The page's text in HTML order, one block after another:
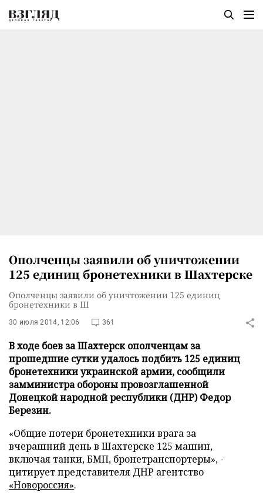
Ополченцы заявили об уничтожении
125 единиц бронетехники в Шахтерске
Ополченцы заявили об уничтожении 125 единиц
бронетехники в Ш
30 июля 2014, 12:06 361
В ходе боев за Шахтерск ополченцам за
прошедшие сутки удалось подбить 125 единиц
бронетехники украинской армии, сообщили
замминистра обороны провозглашенной
Донецкой народной республики (ДНР) Федор
Березин.
«Общие потери бронетехники врага за
вчерашний день в Шахтерске 125 машин,
включая танки, БМП, бронетранспортеры», -
цитирует представителя ДНР агентство
«Новороссия».